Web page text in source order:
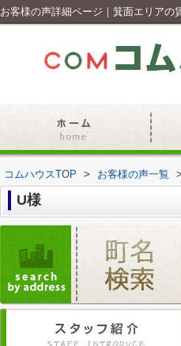
お客様の声詳細ページ｜箕面エリアの
コムハウスTOP > お客様の声一覧 >
U様